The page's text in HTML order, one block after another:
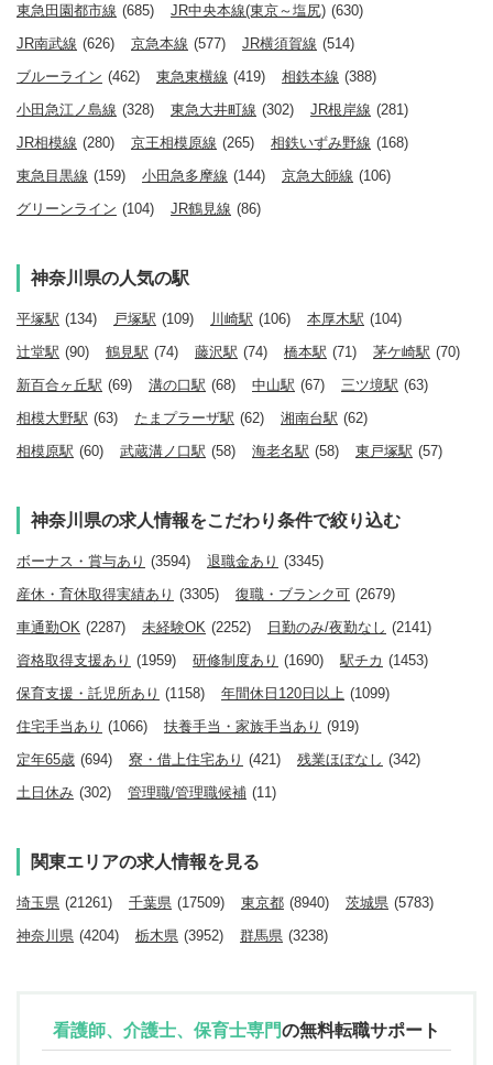
東急田園都市線 (685) JR中央本線(東京～塩尻) (630)
JR南武線 (626) 京急本線 (577) JR横須賀線 (514)
ブルーライン (462) 東急東横線 (419) 相鉄本線 (388)
小田急江ノ島線 (328) 東急大井町線 (302) JR根岸線 (281)
JR相模線 (280) 京王相模原線 (265) 相鉄いずみ野線 (168)
東急目黒線 (159) 小田急多摩線 (144) 京急大師線 (106)
グリーンライン (104) JR鶴見線 (86)
神奈川県の人気の駅
平塚駅 (134) 戸塚駅 (109) 川崎駅 (106) 本厚木駅 (104)
辻堂駅 (90) 鶴見駅 (74) 藤沢駅 (74) 橋本駅 (71) 茅ケ崎駅 (70)
新百合ヶ丘駅 (69) 溝の口駅 (68) 中山駅 (67) 三ツ境駅 (63)
相模大野駅 (63) たまプラーザ駅 (62) 湘南台駅 (62)
相模原駅 (60) 武蔵溝ノ口駅 (58) 海老名駅 (58) 東戸塚駅 (57)
神奈川県の求人情報をこだわり条件で絞り込む
ボーナス・賞与あり (3594) 退職金あり (3345)
産休・育休取得実績あり (3305) 復職・ブランク可 (2679)
車通勤OK (2287) 未経験OK (2252) 日勤のみ/夜勤なし (2141)
資格取得支援あり (1959) 研修制度あり (1690) 駅チカ (1453)
保育支援・託児所あり (1158) 年間休日120日以上 (1099)
住宅手当あり (1066) 扶養手当・家族手当あり (919)
定年65歳 (694) 寮・借上住宅あり (421) 残業ほぼなし (342)
土日休み (302) 管理職/管理職候補 (11)
関東エリアの求人情報を見る
埼玉県 (21261) 千葉県 (17509) 東京都 (8940) 茨城県 (5783)
神奈川県 (4204) 栃木県 (3952) 群馬県 (3238)
看護師、介護士、保育士専門の無料転職サポート